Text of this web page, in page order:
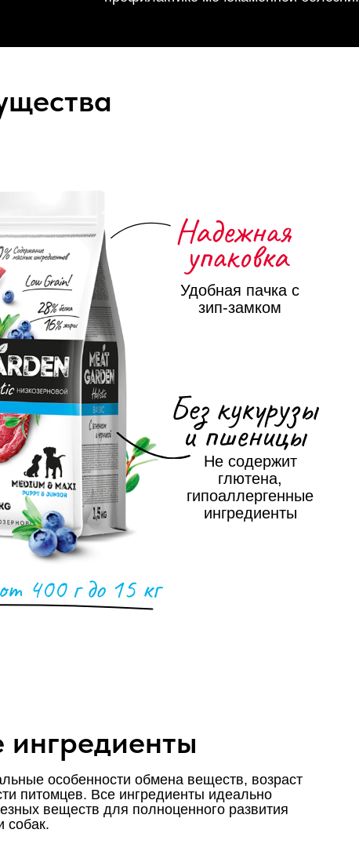
Не содержит
глютена,
гипоаллергенные
ингредиенты
Удобная пачка с
зип-замком
400 г до 15 кг
Надежная
упаковка
Без кукурузы
и пшеницы
особенности обмена веществ, возраст
питомцев. Все ингредиенты идеально
веществ для полноценного развития
собак.